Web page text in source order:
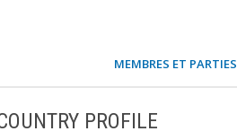
MEMBRES ET PARTIES
PROFILE